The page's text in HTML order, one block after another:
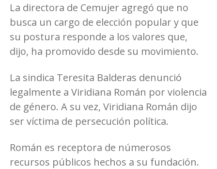
La directora de Cemujer agregó que no
busca un cargo de elección popular y que
su postura responde a los valores que,
dijo, ha promovido desde su movimiento.
La sindica Teresita Balderas denunció
legalmente a Viridiana Román por violencia
de género. A su vez, Viridiana Román dijo
ser víctima de persecución política.
Román es receptora de númerosos
recursos públicos hechos a su fundación.